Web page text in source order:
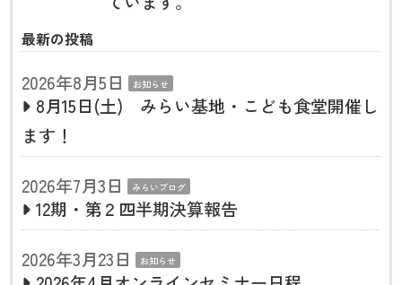
最新の投稿
2026年8月5日 お知らせ
8月15日(土) みらい基地・こども食堂開催し
ます！
2026年7月3日
みらいブログ
12期・第２四半期決算報告
2026年3月23日
お知らせ